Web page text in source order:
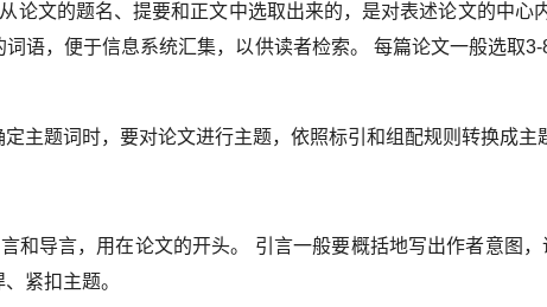
文的题名、提要和正文中选取出来的，是对表述论文的中心
语，便于信息系统汇集，以供读者检索。 每篇论文一般选取
题词时，要对论文进行主题，依照标引和组配规则转换成主
导言，用在论文的开头。 引言一般要概括地写出作者意图，
紧扣主题。